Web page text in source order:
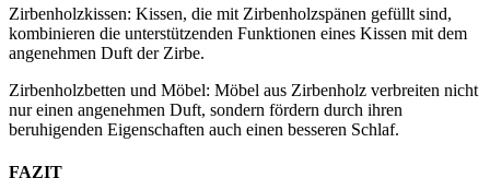
Zirbenholzkissen: Kissen, die mit Zirbenholzspänen gefüllt sind,
kombinieren die unterstützenden Funktionen eines Kissen mit dem
angenehmen Duft der Zirbe.
Zirbenholzbetten und Möbel: Möbel aus Zirbenholz verbreiten nicht
nur einen angenehmen Duft, sondern fördern durch ihren
beruhigenden Eigenschaften auch einen besseren Schlaf.
FAZIT